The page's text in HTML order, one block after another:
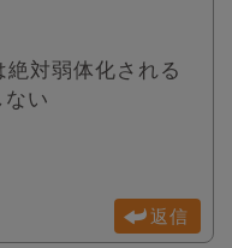
対弱体化される
い
返信